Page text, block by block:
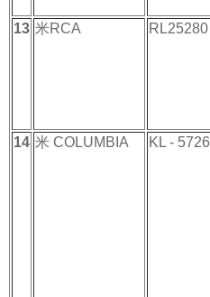
13 米RCA RL25280
14 米 COLUMBIA KL - 5726